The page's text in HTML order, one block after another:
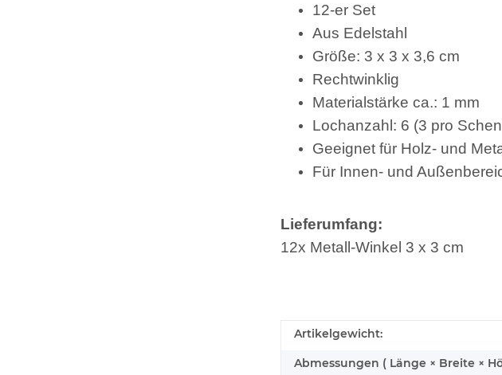
12-er Set
Aus Edelstahl
Größe: 3 x 3 x 3,6 cm
Rechtwinklig
Materialstärke ca.: 1 mm
Lochanzahl: 6 (3 pro
Geeignet für Holz- und
Für Innen- und
Lieferumfang:
12x Metall-Winkel 3 x 3 cm
Artikelgewicht:
Abmessungen ( Länge × Breite ×